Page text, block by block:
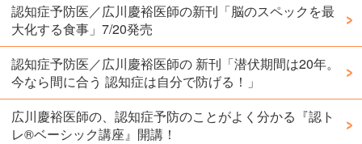
認知症予防医／広川慶裕医師の新刊「脳のスペックを最
大化する食事」7/20発売
認知症予防医／広川慶裕医師の 新刊「潜伏期間は20年。
今なら間に合う 認知症は自分で防げる！」
広川慶裕医師の、認知症予防のことがよく分かる『認ト
レ®️ベーシック講座』開講！